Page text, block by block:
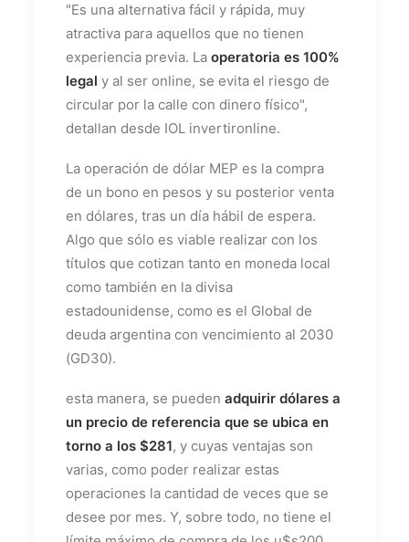
"Es una alternativa fácil y rápida, muy
atractiva para aquellos que no tienen
experiencia previa. La operatoria es 100%
legal y al ser online, se evita el riesgo de
circular por la calle con dinero físico",
detallan desde IOL invertironline.
La operación de dólar MEP es la compra
de un bono en pesos y su posterior venta
en dólares, tras un día hábil de espera.
Algo que sólo es viable realizar con los
títulos que cotizan tanto en moneda local
como también en la divisa
estadounidense, como es el Global de
deuda argentina con vencimiento al 2030
(GD30).
esta manera, se pueden adquirir dólares a
un precio de referencia que se ubica en
torno a los $281, y cuyas ventajas son
varias, como poder realizar estas
operaciones la cantidad de veces que se
desee por mes. Y, sobre todo, no tiene el